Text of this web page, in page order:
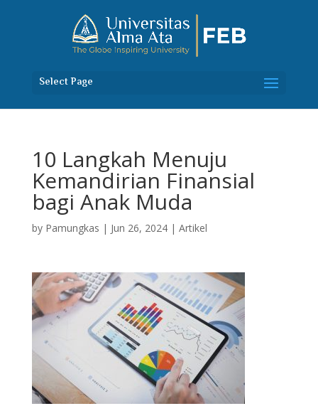
Select Page
10 Langkah Menuju
Kemandirian Finansial
bagi Anak Muda
by Pamungkas | Jun 26, 2024| Artikel